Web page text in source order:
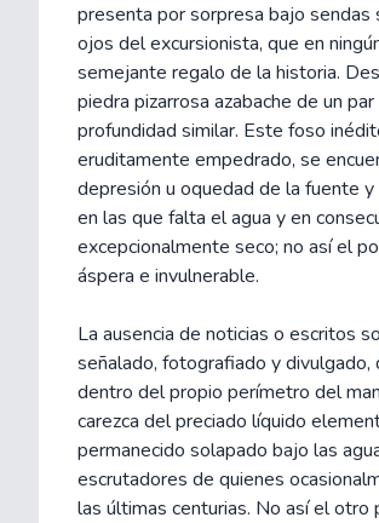
presenta por sorpresa bajo
ojos del excursionista, que en
semejante regalo de la historia.
piedra pizarrosa azabache de un
profundidad similar. Este foso
eruditamente empedrado, se
depresión u oquedad de la fuente
en las que falta el agua y en
excepcionalmente seco; no así el
áspera e invulnerable.
La ausencia de noticias o escritos
señalado, fotografiado y divulgado,
dentro del propio perímetro del
carezca del preciado líquido
permanecido solapado bajo las
escrutadores de quienes
las últimas centurias. No así el otro